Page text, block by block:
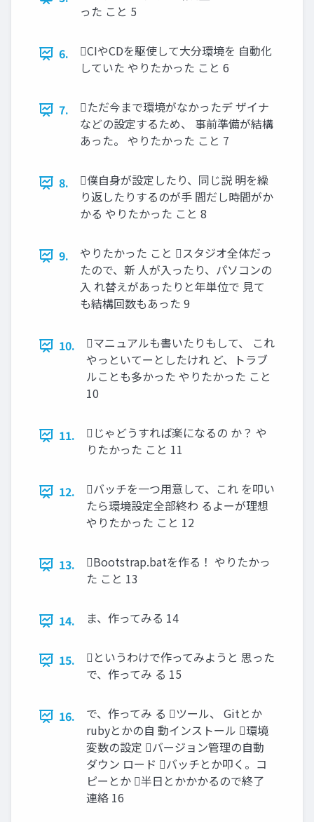
った こと 5
6.
CIやCDを駆使して大分環境を 自動化
していた やりたかった こと 6
7.
ただ今まで環境がなかったデ ザイナ
などの設定するため、 事前準備が結構
あった。 やりたかった こと 7
8.
僕自身が設定したり、同じ説 明を繰
り返したりするのが手 間だし時間がか
かる やりたかった こと 8
9.
やりたかった こと スタジオ全体だっ
たので、新 人が入ったり、パソコンの
入 れ替えがあったりと年単位で 見て
も結構回数もあった 9
10.
マニュアルも書いたりもして、 これ
やっといてーとしたけれ ど、トラブ
ルことも多かった やりたかった こと
10
11.
じゃどうすれば楽になるの か？ や
りたかった こと 11
12.
バッチを一つ用意して、これ を叩い
たら環境設定全部終わ るよーが理想
やりたかった こと 12
13.
Bootstrap.batを作る！ やりたかっ
た こと 13
14. ま、作ってみる 14
15.
というわけで作ってみようと 思った
で、作ってみ る 15
16.
で、作ってみ る ツール、 Gitとか
rubyとかの自 動インストール 環境
変数の設定 バージョン管理の自動
ダウン ロード バッチとか叩く。コ
ピーとか 半日とかかかるので終了
連絡 16